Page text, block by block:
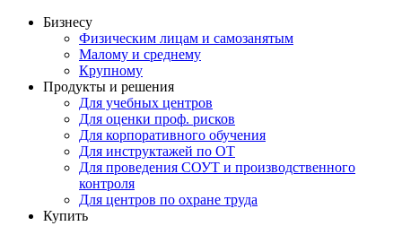
Бизнесу
Физическим лицам и самозанятым
Малому и среднему
Крупному
Продукты и решения
Для учебных центров
Для оценки проф. рисков
Для корпоративного обучения
Для инструктажей по ОТ
Для проведения СОУТ и производственного
контроля
Для центров по охране труда
Купить